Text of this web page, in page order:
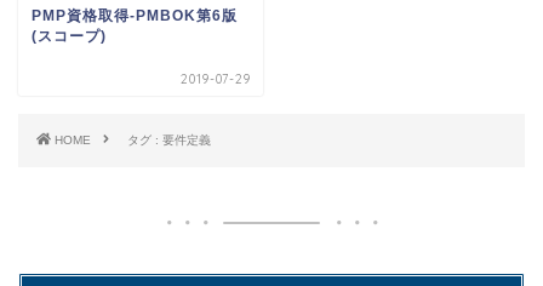
PMP資格取得-PMBOK第6版
(スコープ)
2019-07-29
HOME タグ : 要件定義